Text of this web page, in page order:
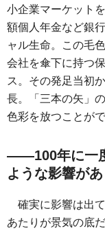
小企業マーケット
額個人年金など銀
ャル生命。この毛
会社を傘下に持つ
ス。その発足当初
長。「三本の矢」
色彩を放つことがで
――100年に一
ような影響があ
確実に影響は出
あたりが景気の底